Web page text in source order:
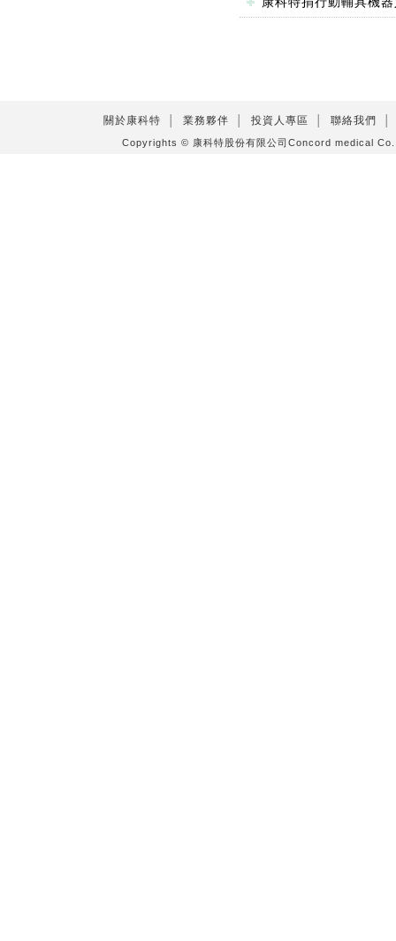
關於康科特 業務夥伴 投資人專區 聯絡我們
Copyrights © 康科特股份有限公司Concord medical